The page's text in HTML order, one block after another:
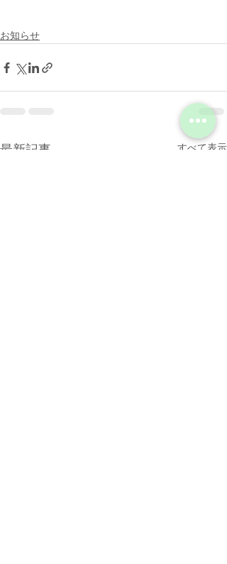
お知らせ
最新記事 すべて表示